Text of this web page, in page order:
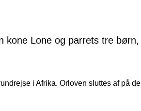
kone Lone og parrets tre børn,
i Afrika. Orloven sluttes af på de